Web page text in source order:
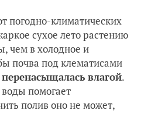
погодно-климатических
сухое лето растению
чем в холодное и
почва под клематисами
влагой.
помогает
полив оно не может,